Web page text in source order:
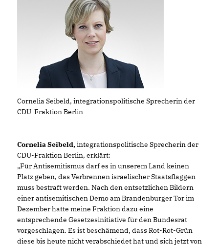
Cornelia Seibeld, integrationspolitische Sprecherin der
CDU-Fraktion Berlin
Cornelia Seibeld,integrationspolitische Sprecherin der
CDU-Fraktion Berlin, erklärt:
Für Antisemitismus darf es in unserem Land keinen
Platz geben, das Verbrennen israelischer Staatsflaggen
muss bestraft werden. Nach den entsetzlichen Bildern
einer antisemitischen Demo am Brandenburger Tor im
Dezember hatte meine Fraktion dazu eine
entsprechende Gesetzesinitiative für den Bundesrat
vorgeschlagen. Es ist beschämend, dass Rot-Rot-Grün
diese bis heute nicht verabschiedet hat und sich jetzt von